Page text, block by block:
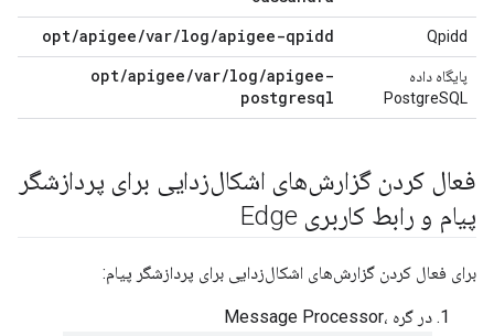
Qpidd
opt/apigee/var/log/apigee-qpidd
پایگاه داده
PostgreSQL
opt/apigee/var/log/apigee-
postgresql
فعال کردن گزارش‌های اشکال‌زدایی برای پردازشگر
پیام و رابط کاربری Edge
برای فعال کردن گزارش‌های اشکال‌زدایی برای پردازشگر پیام:
در گره Message Processor،